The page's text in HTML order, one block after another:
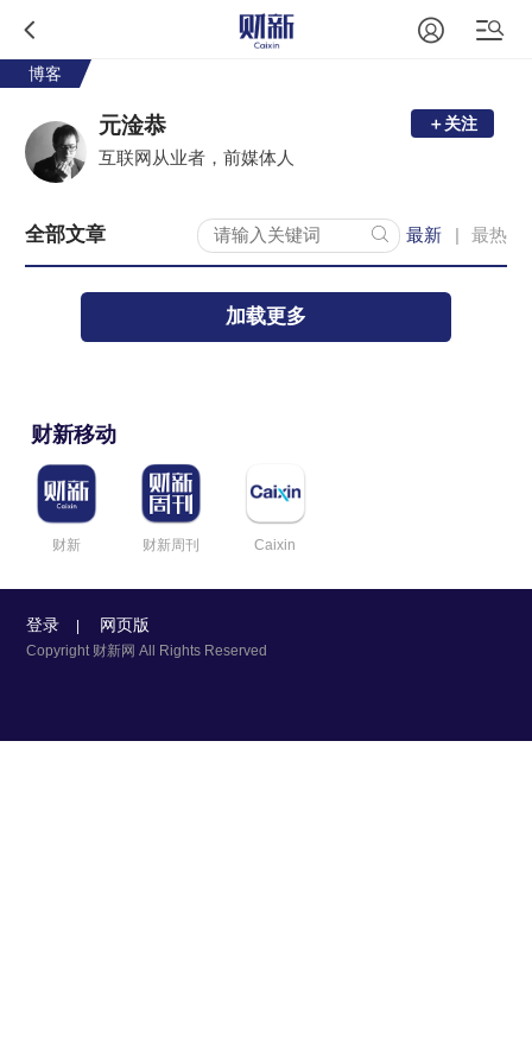
博客
元淦恭
互联网从业者，前媒体人
＋关注
全部文章 最新 最热
加载更多
财新移动
财新 财新周刊 Caixin
登录 | 网页版
Copyright 财新网 All Rights Reserved